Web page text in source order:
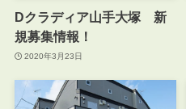
Dクラディア山手大塚 新
規募集情報！
2020年3月23日